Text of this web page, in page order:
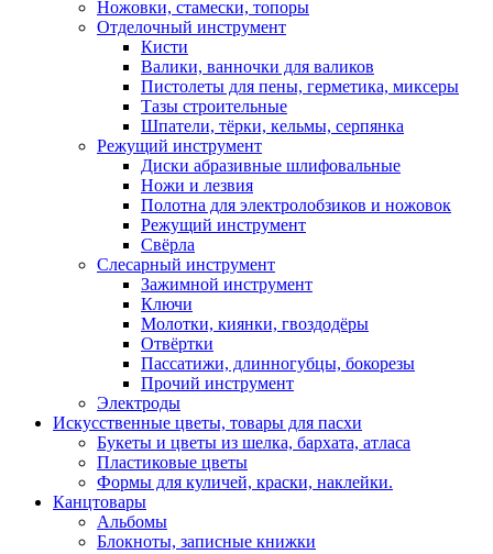
Ножовки, стамески, топоры
Отделочный инструмент
Кисти
Валики, ванночки для валиков
Пистолеты для пены, герметика, миксеры
Тазы строительные
Шпатели, тёрки, кельмы, серпянка
Режущий инструмент
Диски абразивные шлифовальные
Ножи и лезвия
Полотна для электролобзиков и ножовок
Режущий инструмент
Свёрла
Слесарный инструмент
Зажимной инструмент
Ключи
Молотки, киянки, гвоздодёры
Отвёртки
Пассатижи, длинногубцы, бокорезы
Прочий инструмент
Электроды
Искусственные цветы, товары для пасхи
Букеты и цветы из шелка, бархата, атласа
Пластиковые цветы
Формы для куличей, краски, наклейки.
Канцтовары
Альбомы
Блокноты, записные книжки